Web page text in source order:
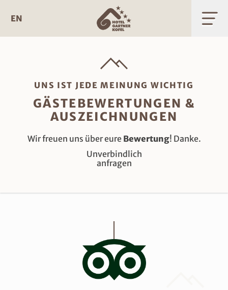
Inhalt
EN
UNS IST JEDE MEINUNG WICHTIG
GÄSTEBEWERTUNGEN &
AUSZEICHNUNGEN
Wir freuen uns über eure Bewertung! Danke.
Unverbindlich
anfragen